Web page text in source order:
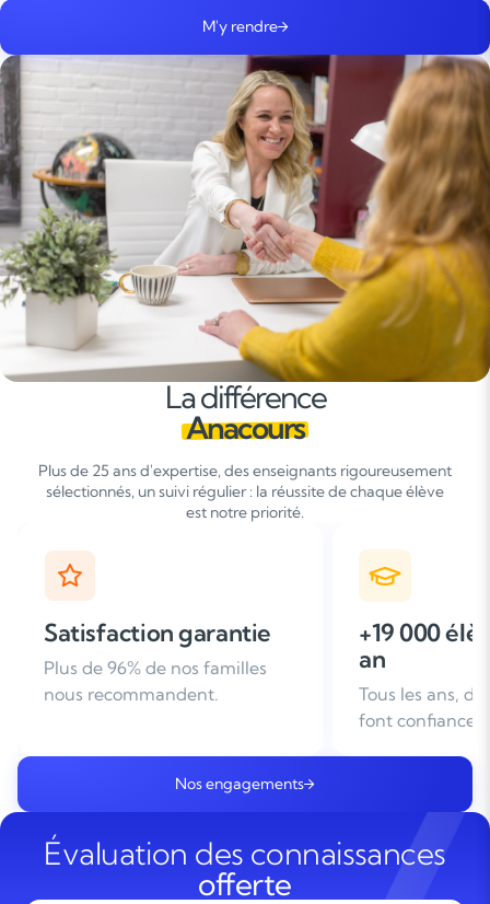
M'y rendre
La différence
Anacours
Plus de 25 ans d'expertise, des enseignants rigoureusement
sélectionnés, un suivi régulier : la réussite de chaque élève
est notre priorité.
+19 000 élèves suivis /
an
Tous les ans, des familles nous
+ de 25 ans
Leader du
domicile en
Nos engagements
Évaluation des connaissances
offerte